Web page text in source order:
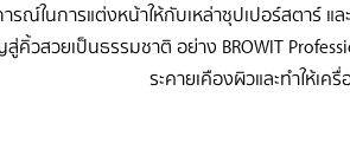
รณ์ในการแต่งหน้าให้กับเหล่าซุปเปอร์สตาร์
วสวยเป็นธรรมชาติ อย่าง BROWIT
ระคายเคืองผิวและทำให้เ